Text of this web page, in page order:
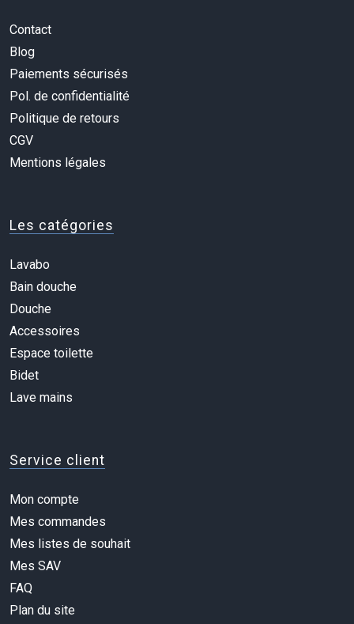
Contact
Blog
Paiements sécurisés
Pol. de confidentialité
Politique de retours
CGV
Mentions légales
Les catégories
Lavabo
Bain douche
Douche
Accessoires
Espace toilette
Bidet
Lave mains
Service client
Mon compte
Mes commandes
Mes listes de souhait
Mes SAV
FAQ
Plan du site